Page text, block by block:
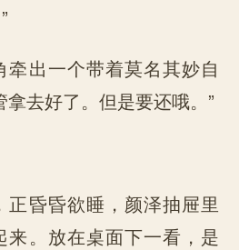
出一个带着莫名其妙自
拿去好了。但是要还哦。”
正昏昏欲睡，颜泽抽屉里
来。放在桌面下一看，是